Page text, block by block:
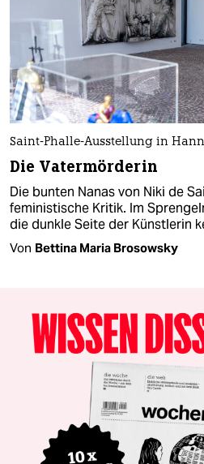
Saint-Phalle-Ausstellung in
Die Vatermörderin
Die bunten Nanas von Niki de
feministische Kritik. Im
die dunkle Seite der Künstlerin
Von Bettina Maria Brosowsky